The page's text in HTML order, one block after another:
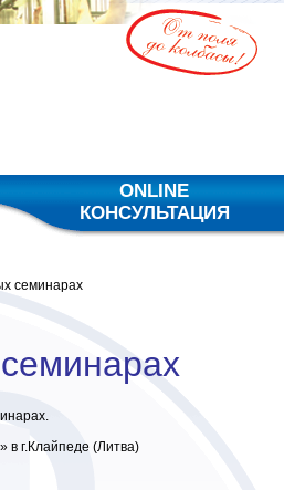
ONLINE
КОНСУЛЬТАЦИЯ
семинарах
» в г.Клайпеде (Литва)